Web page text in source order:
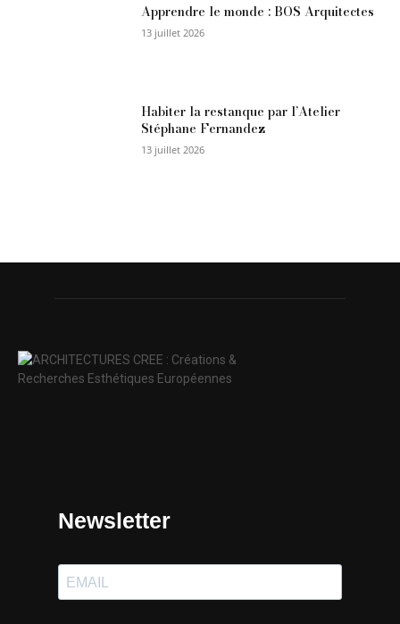
Apprendre le monde : BOS Arquitectes
13 juillet 2026
Habiter la restanque par l’Atelier
Stéphane Fernandez
13 juillet 2026